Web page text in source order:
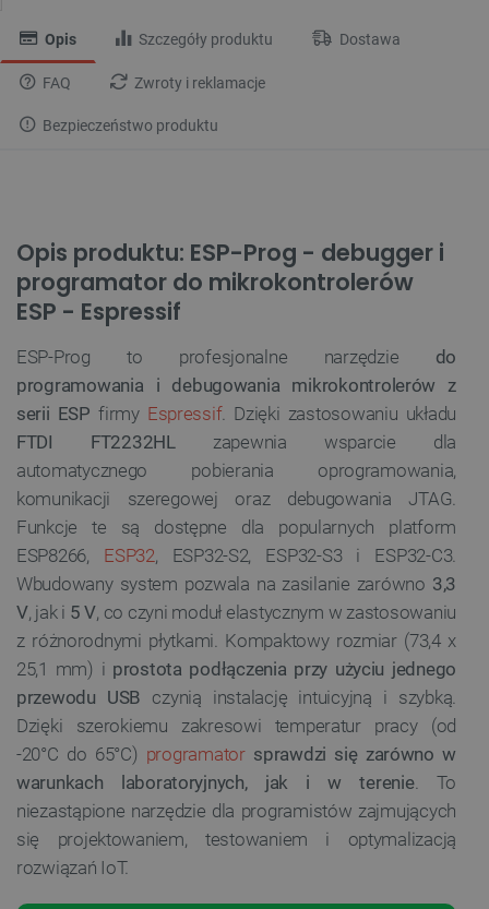
Opis Szczegóły produktu Dostawa
FAQ Zwroty i reklamacje
Bezpieczeństwo produktu
Opis produktu: ESP-Prog - debugger i
programator do mikrokontrolerów
ESP - Espressif
ESP-Prog to profesjonalne narzędzie do
programowania i debugowania mikrokontrolerów z
serii ESP firmy Espressif. Dzięki zastosowaniu układu
FTDI FT2232HLzapewnia wsparcie dla
automatycznego pobierania oprogramowania,
komunikacji szeregowej oraz debugowania JTAG.
Funkcje te są dostępne dla popularnych platform
ESP8266, ESP32, ESP32-S2, ESP32-S3 i ESP32-C3.
Wbudowany system pozwala na zasilanie zarówno 3,3
V, jak i 5 V, co czyni moduł elastycznym w zastosowaniu
z różnorodnymi płytkami. Kompaktowy rozmiar (73,4 x
25,1 mm) i prostota podłączenia przy użyciu jednego
przewodu USB czynią instalację intuicyjną i szybką.
Dzięki szerokiemu zakresowi temperatur pracy (od
-20°C do 65°C) programator sprawdzi się zarówno w
warunkach laboratoryjnych, jak i w terenie. To
niezastąpione narzędzie dla programistów zajmujących
się projektowaniem, testowaniem i optymalizacją
rozwiązań IoT.